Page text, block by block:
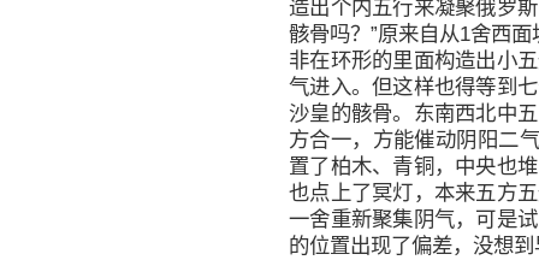
造出个内五行来凝聚俄罗
骸骨吗？”原来自从1舍西
非在环形的里面构造出小
气进入。但这样也得等到
沙皇的骸骨。东南西北中
方合一，方能催动阴阳二
置了柏木、青铜，中央也
也点上了冥灯，本来五方
一舍重新聚集阴气，可是
的位置出现了偏差，没想